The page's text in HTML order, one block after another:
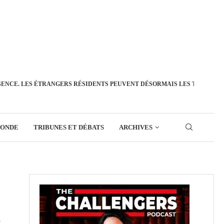
LES ÉTRANGERS RÉSIDENTS PEUVENT DÉSORMAIS LES
TRIBUNES ET DÉBATS ARCHIVES